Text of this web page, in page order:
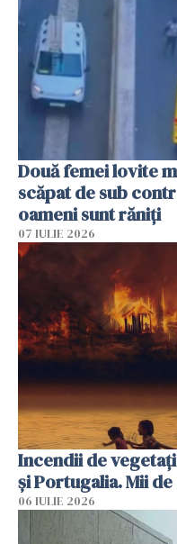
Două femei lovite
scăpat de sub
oameni sunt răniți
07 IULIE 2026
Incendii de
și Portugalia. Mii
06 IULIE 2026